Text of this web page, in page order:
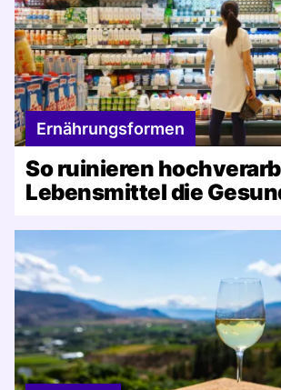
Ernährungsformen
So ruinieren
Lebensmittel die